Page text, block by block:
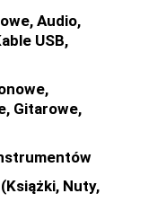
Audio,
USB,
Gitarowe,
Nuty,